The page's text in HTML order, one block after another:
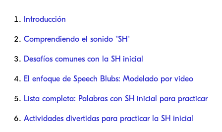
Introducción
Comprendiendo el sonido "SH"
Desafíos comunes con la SH inicial
El enfoque de Speech Blubs: Modelado por video
Lista completa: Palabras con SH inicial para practicar
Actividades divertidas para practicar la SH inicial